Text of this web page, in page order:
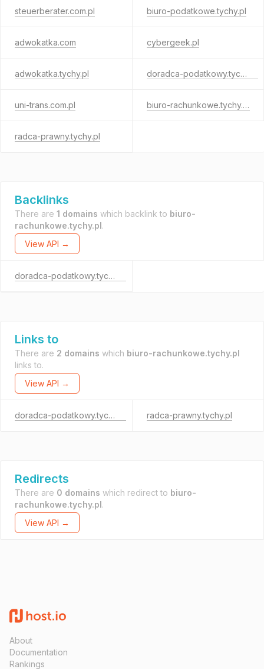
steuerberater.com.pl biuro-podatkowe.tychy.pl
adwokatka.com cybergeek.pl
adwokatka.tychy.pl doradca-podatkowy.tychy.pl
uni-trans.com.pl biuro-rachunkowe.tychy.pl
radca-prawny.tychy.pl
Backlinks
There are 1 domains which backlink to biuro-
rachunkowe.tychy.pl.
View API →
doradca-podatkowy.tychy.pl
Links to
There are 2 domains which biuro-rachunkowe.tychy.pl
links to.
View API →
doradca-podatkowy.tychy.pl radca-prawny.tychy.pl
Redirects
There are 0 domains which redirect to biuro-
rachunkowe.tychy.pl.
View API →
About
Documentation
Rankings